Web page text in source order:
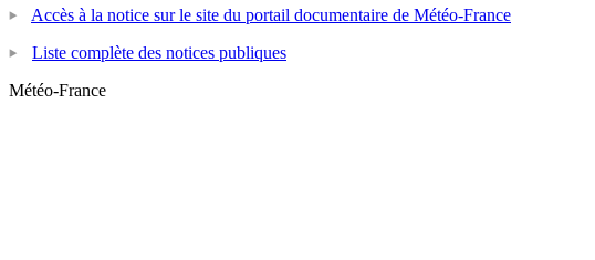
Accès à la notice sur le site du portail documentaire de Météo-France
Liste complète des notices publiques
Météo-France